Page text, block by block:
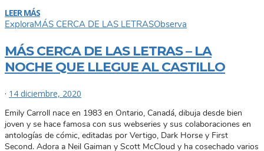
LEER MÁS
ExploraMÁS CERCA DE LAS LETRASObserva
MÁS CERCA DE LAS LETRAS – LA
NOCHE QUE LLEGUE AL CASTILLO
· 14 diciembre, 2020
Emily Carroll nace en 1983 en Ontario, Canadá, dibuja desde bien
joven y se hace famosa con sus webseries y sus colaboraciones en
antologías de cómic, editadas por Vertigo, Dark Horse y First
Second. Adora a Neil Gaiman y Scott McCloud y ha cosechado varios